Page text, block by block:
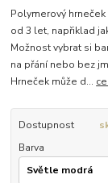
Polymerový
od 3 let, napřiklad
Možnost vybrat si
na přání nebo bez
Hrneček může d...
Dostupnost
Barva